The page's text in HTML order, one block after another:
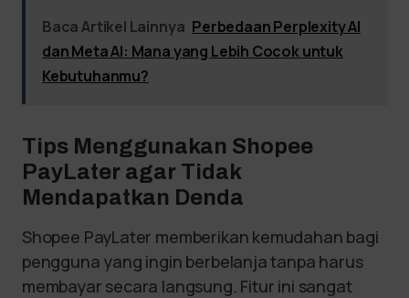
Baca Artikel Lainnya Perbedaan Perplexity AI
dan Meta AI: Mana yang Lebih Cocok untuk
Kebutuhanmu?
Tips Menggunakan Shopee
PayLater agar Tidak
Mendapatkan Denda
Shopee PayLater memberikan kemudahan bagi
pengguna yang ingin berbelanja tanpa harus
membayar secara langsung. Fitur ini sangat